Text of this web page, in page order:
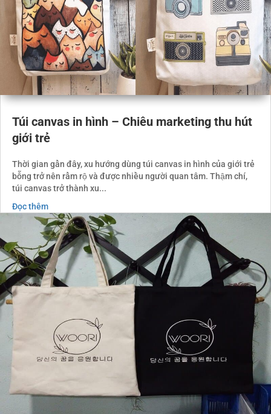
Túi canvas in hình – Chiêu marketing thu hút
giới trẻ
Thời gian gần đây, xu hướng dùng túi canvas in hình của giới trẻ
bỗng trở nên rầm rộ và được nhiều người quan tâm. Thậm chí,
túi canvas trở thành xu...
Đọc thêm